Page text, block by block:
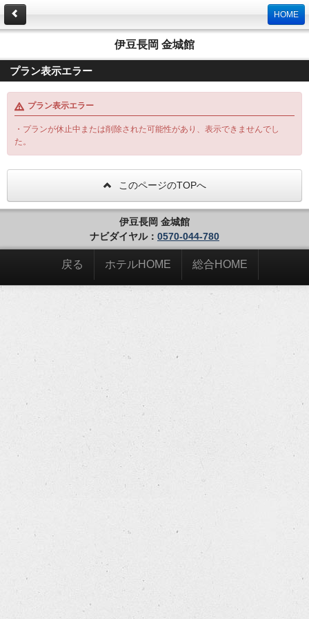
HOME
伊豆長岡 金城館
プラン表示エラー
プラン表示エラー
・プランが休止中または削除された可能性があり、表示できませんでし
た。
このページのTOPへ
伊豆長岡 金城館
ナビダイヤル： 0570-044-780
戻る ホテルHOME 総合HOME